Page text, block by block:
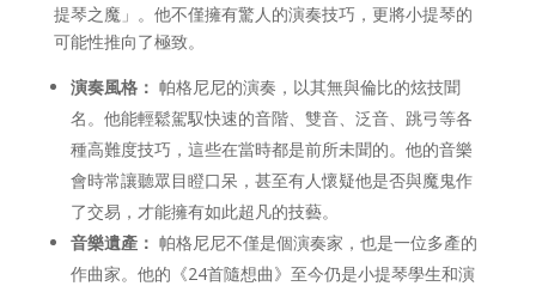
提琴之魔」。他不僅擁有驚人的演奏技巧，更將小提琴的
可能性推向了極致。
演奏風格： 帕格尼尼的演奏，以其無與倫比的炫技聞
名。他能輕鬆駕馭快速的音階、雙音、泛音、跳弓等各
種高難度技巧，這些在當時都是前所未聞的。他的音樂
會時常讓聽眾目瞪口呆，甚至有人懷疑他是否與魔鬼作
了交易，才能擁有如此超凡的技藝。
音樂遺產： 帕格尼尼不僅是個演奏家，也是一位多產的
作曲家。他的《24首隨想曲》至今仍是小提琴學生和演